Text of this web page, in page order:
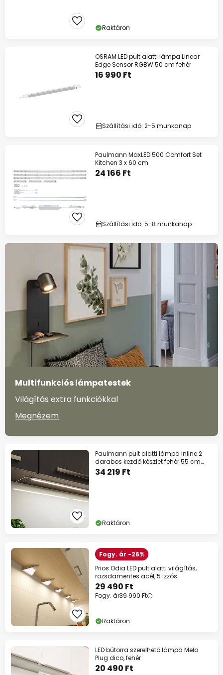
Raktáron
OSRAM LED pult alatti lámpa Linear
Edge Sensor RGBW 50 cm fehér
16 990 Ft
Szállítási idő: 2-5 munkanap
Paulmann MaxLED 500 Comfort Set
Kitchen 3 x 60 cm
24 166 Ft
Szállítási idő: 5-8 munkanap
Multifunkciós lámpatestek
Világítás extra funkciókkal
Megnézem
Paulmann pult alatti lámpa Inline 2
darabos kezdő készlet fehér 55 cm
CCT
34 219 Ft
Raktáron
Fogy. ár -26%
Prios Odia LED pult alatti világítás,
rozsdamentes acél, 5 izzós
29 490 Ft
Fogy. ár39 990 Ft
Raktáron
LED bútorra szerelhető lámpa Melo
Plug dico, fehér
20 490 Ft